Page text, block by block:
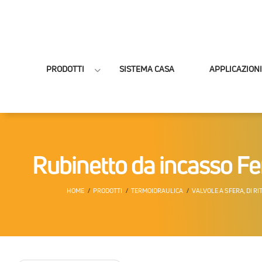
PRODOTTI SISTEMA CASA APPLICAZIONI
Rubinetto da incasso
HOME PRODOTTI TERMOIDRAULICA VALVOLE A SFERA, DI